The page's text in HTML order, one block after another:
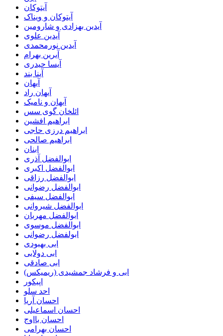
آیتوکان
آیتوکان و ویناک
آیدین بهزادی و شارومین
آیدین علوی
آیدین نورمحمدی
آیرین بهرام
آیسا حیدری
آینا بند
آیهان
آیهان راد
آیهان و نامیک
ائلخان گوی سس
ابراهیم افشین
ابراهیم درزی حاجی
ابراهیم صالحی
ابنان
ابوالفضل آذری
ابوالفضل اکبری
ابوالفضل رزاقی
ابوالفضل رضوانی
ابوالفضل سیفی
ابوالفضل شیروانی
ابوالفضل مهربان
ابوالفضل موسوی
ابولفضل رضوانی
ابی بهبودی
ابی دولابی
ابی صادقی
ابی و فرشاد جمشیدی (ریمیکس)
اپیکور
احد سلو
احسان آریا
احسان اسماعیلی
احسان بااوج
احسان بهرامی